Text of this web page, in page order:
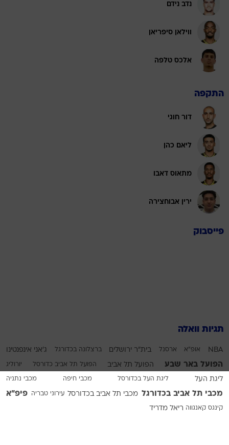
נדב נידם
ווילאן סיפריאן
אלכס טלפה
התקפה
דור חוגי
ליאם כהן
מתאוס דאבו
ירין אבוחצירה
פייסבוק
תגיות וואלה
NBA אופ"א ארסנל בית"ר ירושלים ברצלונה בכדורגל ג'אני אינפנטינו
הפועל באר שבע הפועל תל אביב הפועל תל אביב כדורסל יורוליג
ליגת העל ליגת העל בכדורסל מכבי חיפה מכבי נתניה
מכבי תל אביב בכדורגל מכבי תל אביב בכדורסל עירוני טבריה פיפ"א
קינגס קאנגווה ריאל מדריד